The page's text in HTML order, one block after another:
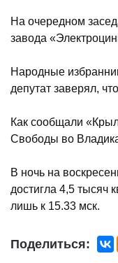
На очередном
завода
Народные
депутат заверял,
Как сообщали
Свободы во
В ночь на
достигла 4,5 тысяч
лишь к 15.33 мск.
Поделиться: